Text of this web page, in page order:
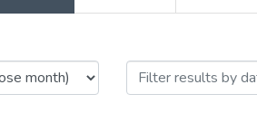
y Realidad